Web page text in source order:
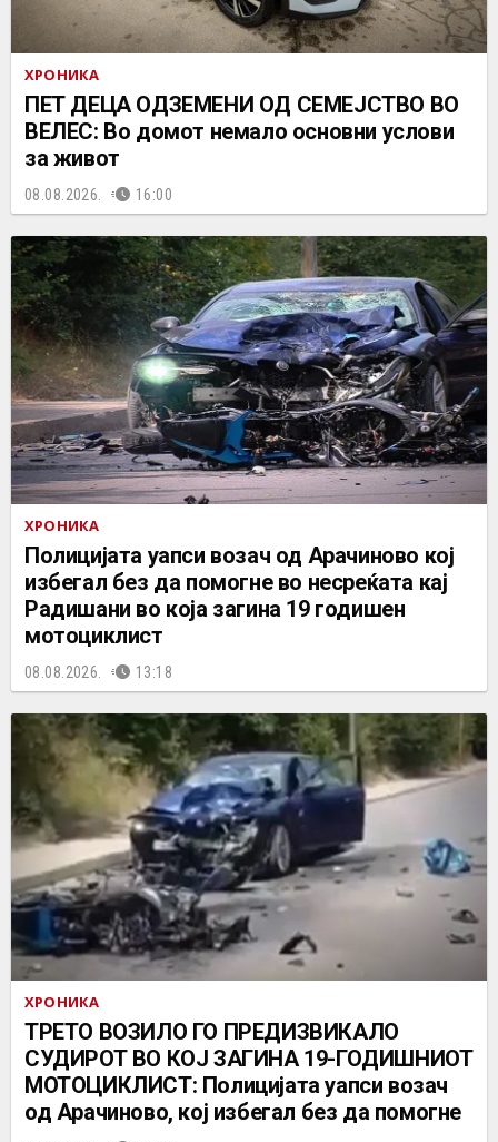
ХРОНИКА
ПЕТ ДЕЦА ОДЗЕМЕНИ ОД СЕМЕЈСТВО ВО
ВЕЛЕС: Во домот немало основни услови
за живот
08.08.2026. 16:00
ХРОНИКА
Полицијата уапси возач од Арачиново кој
избегал без да помогне во несреќата кај
Радишани во која загина 19 годишен
мотоциклист
08.08.2026. 13:18
ХРОНИКА
ТРЕТО ВОЗИЛО ГО ПРЕДИЗВИКАЛО
СУДИРОТ ВО КОЈ ЗАГИНА 19-ГОДИШНИОТ
МОТОЦИКЛИСТ: Полицијата уапси возач
од Арачиново, кој избегал без да помогне